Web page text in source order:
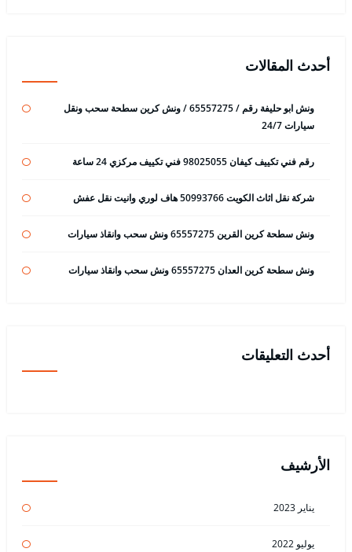
أحدث المقالات
ونش ابو حليفة رقم / 65557275 / ونش كرين سطحة سحب ونقل
سيارات 24/7
رقم فني تكييف كيفان 98025055 فني تكييف مركزي 24 ساعة
شركة نقل اثاث الكويت 50993766 هاف لوري وانيت نقل عفش
ونش سطحة كرين القرين 65557275 ونش سحب وانقاذ سيارات
ونش سطحة كرين العدان 65557275 ونش سحب وانقاذ سيارات
أحدث التعليقات
الأرشيف
يناير 2023
يوليو 2022